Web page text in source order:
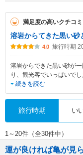
満足度の高いクチコミ
溶岩からてきた黒い砂
4.0 旅行時期
溶岩からできた黒い砂が
り、観光客でいっぱいで
続きを読む
旅行時期 い
1～20件（全30件中）
運が良ければ亀が見